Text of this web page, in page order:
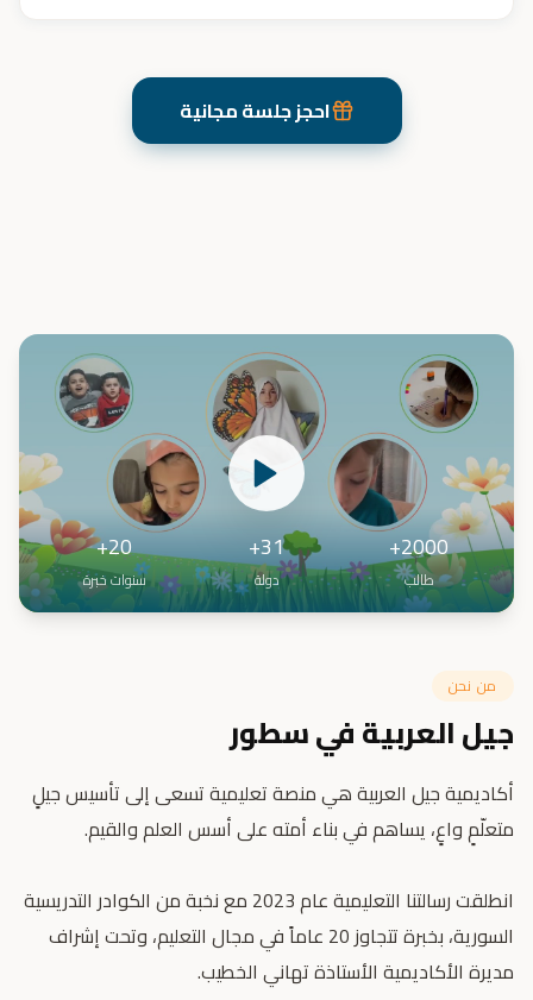
احجز جلسة مجانية
2000+
طالب
31+
دولة
20+
سنوات خبرة
من نحن
جيل العربية في سطور
أكاديمية جيل العربية هي منصة تعليمية تسعى إلى تأسيس جيلٍ
انطلقت رسالتنا التعليمية عام 2023 مع نخبة من الكوادر التدريسية
السورية، بخبرة تتجاوز 20 عاماً في مجال التعليم، وتحت إشراف
مديرة الأكاديمية الأستاذة تهاني الخطيب.